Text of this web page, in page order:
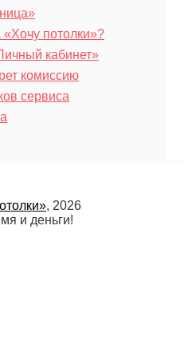
потолки»?
кабинет»
комиссию
сервиса
, 2026
и деньги!